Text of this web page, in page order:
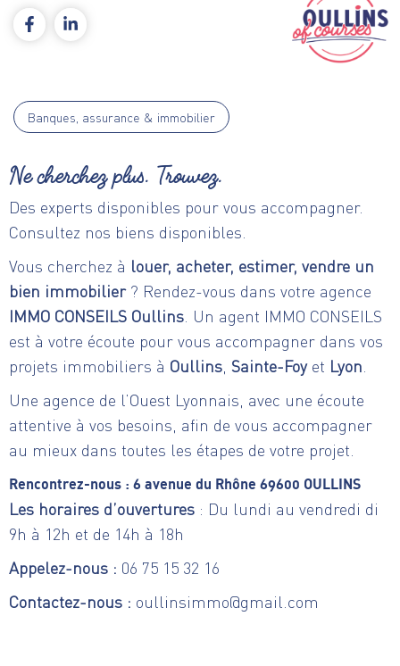
Banques, assurance & immobilier
Ne cherchez plus. Trouvez.
Des experts disponibles pour vous accompagner.
Consultez nos biens disponibles.
Vous cherchez à louer, acheter, estimer, vendre un
bien immobilier? Rendez-vous dans votre agence
IMMO CONSEILS Oullins . Un agent IMMO CONSEILS
est à votre écoute pour vous accompagner dans vos
projets immobiliers à Oullins Sainte-Foyet Lyon
Une agence de l’Ouest Lyonnais, avec une écoute
attentive à vos besoins, afin de vous accompagner
au mieux dans toutes les étapes de votre projet.
Rencontrez-nous : 6 avenue du Rhône 69600 OULLINS
Les horaires d’ouvertures : Du lundi au vendredi di
9h à 12h et de 14h à 18h
Appelez-nous : 06 75 15 32 16
Contactez-nous : oullinsimmo@gmail.com